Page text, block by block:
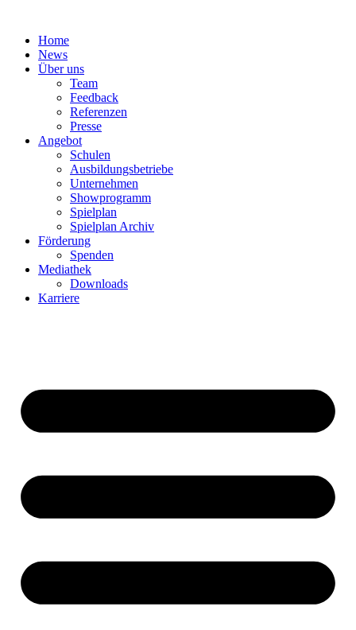
springenHome
News
Über uns
Team
Feedback
Referenzen
Presse
Angebot
Schulen
Ausbildungsbetriebe
Unternehmen
Showprogramm
Spielplan
Spielplan Archiv
Förderung
Spenden
Mediathek
Downloads
Karriere